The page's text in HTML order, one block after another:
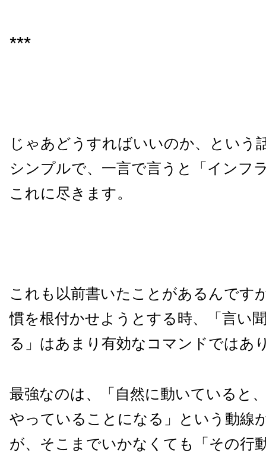
***
じゃあどうすればいいのか、という
シンプルで、一言で言うと「インフ
これに尽きます。
これも以前書いたことがあるんです
慣を根付かせようとする時、「言い
る」はあまり有効なコマンドではあ
最強なのは、「自然に動いていると
やっていることになる」という動線
が、そこまでいかなくても「その行